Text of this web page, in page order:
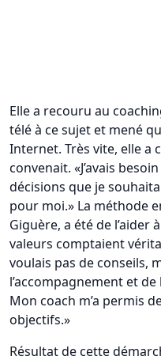
Elle a recouru au
télé à ce sujet et mené
Internet. Très vite, elle a
convenait. «J’avais
décisions que je
pour moi.» La méthode
Giguère, a été de l’aider
valeurs comptaient
voulais pas de conseils,
l’accompagnement et
Mon coach m’a permis
objectifs.»
Résultat de cette